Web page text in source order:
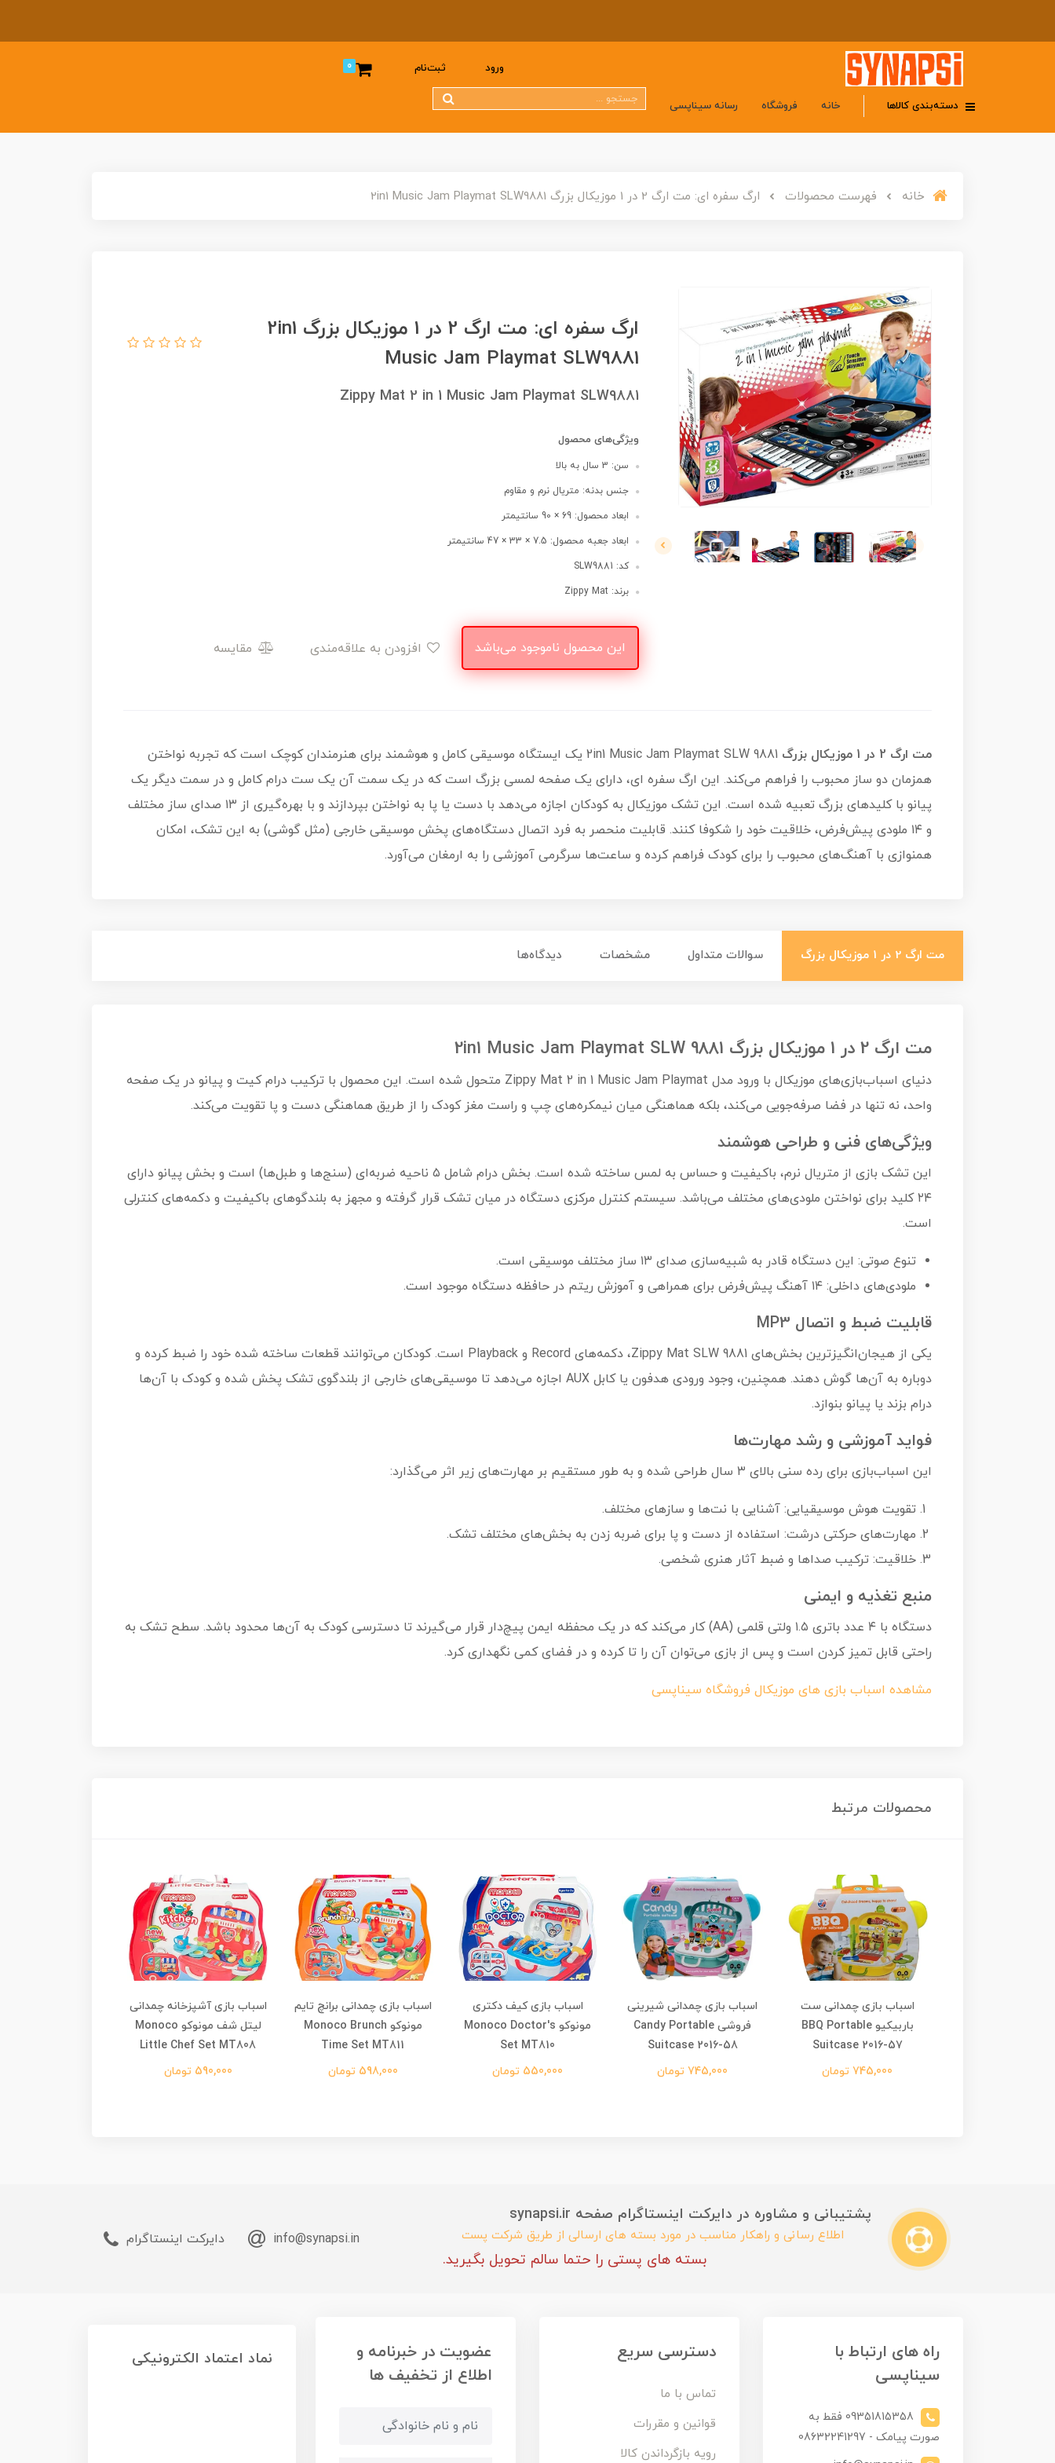
ورود ثبت‌نام 0
دسته‌بندی کالاها خانه فروشگاه رسانه سیناپسی
خانه فهرست محصولات ارگ سفره ای: مت ارگ 2 در 1 موزیکال بزرگ 2in1 Music Jam Playmat SLW9881
ارگ سفره ای: مت ارگ 2 در 1 موزیکال بزرگ 2in1
Music Jam Playmat SLW9881
Zippy Mat 2 in 1 Music Jam Playmat SLW9881
ویژگی‌های محصول
سن: 3 سال به بالا
جنس بدنه: متریال نرم و مقاوم
ابعاد محصول: 69 × 90 سانتیمتر
ابعاد جعبه محصول: 7.5 × 33 × 47 سانتیمتر
کد: SLW9881
برند: Zippy Mat
این محصول ناموجود می‌باشد مقایسه
مت ارگ 2 در 1 موزیکال بزرگ
2in1 Music Jam Playmat SLW 9881 یک ایستگاه موسیقی کامل و هوشمند برای هنرمندان کوچک است که تجربه نواختن
همزمان دو ساز محبوب را فراهم می‌کند. این ارگ سفره ای، دارای یک صفحه لمسی بزرگ است که در یک سمت آن یک ست درام کامل و در سمت دیگر یک
پیانو با کلیدهای بزرگ تعبیه شده است. این تشک موزیکال به کودکان اجازه می‌دهد با دست یا پا به نواختن بپردازند و با بهره‌گیری از ۱۳ صدای ساز مختلف
و ۱۴ ملودی پیش‌فرض، خلاقیت خود را شکوفا کنند. قابلیت منحصر به فرد اتصال دستگاه‌های پخش موسیقی خارجی (مثل گوشی) به این تشک، امکان
همنوازی با آهنگ‌های محبوب را برای کودک فراهم کرده و ساعت‌ها سرگرمی آموزشی را به ارمغان می‌آورد.
مت ارگ 2 در 1 موزیکال بزرگ سوالات متداول مشخصات دیدگاه‌ها
مت ارگ 2 در 1 موزیکال بزرگ 2in1 Music Jam Playmat SLW 9881
دنیای اسباب‌بازی‌های موزیکال با ورود مدل Zippy Mat 2 in 1 Music Jam Playmat متحول شده است. این محصول با ترکیب درام کیت و پیانو در یک صفحه
واحد، نه تنها در فضا صرفه‌جویی می‌کند، بلکه هماهنگی میان نیمکره‌های چپ و راست مغز کودک را از طریق هماهنگی دست و پا تقویت می‌کند.
ویژگی‌های فنی و طراحی هوشمند
این تشک بازی از متریال نرم، باکیفیت و حساس به لمس ساخته شده است. بخش درام شامل ۵ ناحیه ضربه‌ای (سنج‌ها و طبل‌ها) است و بخش پیانو دارای
۲۴ کلید برای نواختن ملودی‌های مختلف می‌باشد. سیستم کنترل مرکزی دستگاه در میان تشک قرار گرفته و مجهز به بلندگوهای باکیفیت و دکمه‌های کنترلی
است.
تنوع صوتی: این دستگاه قادر به شبیه‌سازی صدای ۱۳ ساز مختلف موسیقی است.
ملودی‌های داخلی: ۱۴ آهنگ پیش‌فرض برای همراهی و آموزش ریتم در حافظه دستگاه موجود است.
قابلیت ضبط و اتصال MP3
یکی از هیجان‌انگیزترین بخش‌های Zippy Mat SLW 9881، دکمه‌های Record و Playback است. کودکان می‌توانند قطعات ساخته شده خود را ضبط کرده و
دوباره به آن‌ها گوش دهند. همچنین، وجود ورودی هدفون یا کابل AUX اجازه می‌دهد تا موسیقی‌های خارجی از بلندگوی تشک پخش شده و کودک با آن‌ها
درام بزند یا پیانو بنوازد.
فواید آموزشی و رشد مهارت‌ها
این اسباب‌بازی برای رده سنی بالای ۳ سال طراحی شده و به طور مستقیم بر مهارت‌های زیر اثر می‌گذارد:
تقویت هوش موسیقیایی: آشنایی با نت‌ها و سازهای مختلف.
مهارت‌های حرکتی درشت: استفاده از دست و پا برای ضربه زدن به بخش‌های مختلف تشک.
خلاقیت: ترکیب صداها و ضبط آثار هنری شخصی.
منبع تغذیه و ایمنی
دستگاه با ۴ عدد باتری ۱.۵ ولتی قلمی (AA) کار می‌کند که در یک محفظه ایمن پیچ‌دار قرار می‌گیرند تا دسترسی کودک به آن‌ها محدود باشد. سطح تشک به
راحتی قابل تمیز کردن است و پس از بازی می‌توان آن را تا کرده و در فضای کمی نگهداری کرد.
مشاهده اسباب بازی های موزیکال فروشگاه سیناپسی
محصولات مرتبط
اسباب بازی چمدانی ست
باربیکیو BBQ Portable
Suitcase 2016-57
745,000 تومان
اسباب بازی چمدانی شیرینی
فروشی Candy Portable
Suitcase 2016-58
745,000 تومان
اسباب بازی کیف دکتری
مونوکو Monoco Doctor's
Set MT810
550,000 تومان
اسباب بازی چمدانی برانچ تایم
مونوکو Monoco Brunch
Time Set MT811
598,000 تومان
اسباب بازی آشپزخانه چمدانی
لیتل شف مونوکو Monoco
Little Chef Set MT808
590,000 تومان
پشتیبانی و مشاوره در دایرکت اینستاگرام صفحه synapsi.ir
اطلاع رسانی و راهکار مناسب در مورد بسته های ارسالی از طریق شرکت پست
بسته های پستی را حتما سالم تحویل بگیرید.
info@synapsi.in دایرکت اینستاگرام
راه های ارتباط با
سیناپسی
09351815358 فقط به
صورت پیامک - 08632241297
دسترسی سریع
تماس با ما
قوانین و مقررات
رویه بازگرداندن کالا
عضویت در خبرنامه و
اطلاع از تخفیف ها
نماد اعتماد الکترونیکی